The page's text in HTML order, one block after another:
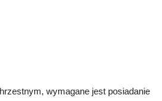
wymagane jest posiadanie